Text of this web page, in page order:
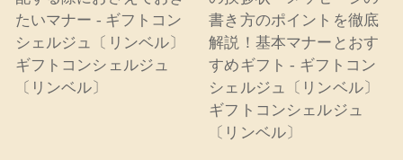
たいマナー - ギフトコン
シェルジュ〔リンベル〕
ギフトコンシェルジュ
〔リンベル〕
書き方のポイントを徹底
解説！基本マナーとおす
すめギフト - ギフトコン
シェルジュ〔リンベル〕
ギフトコンシェルジュ
〔リンベル〕